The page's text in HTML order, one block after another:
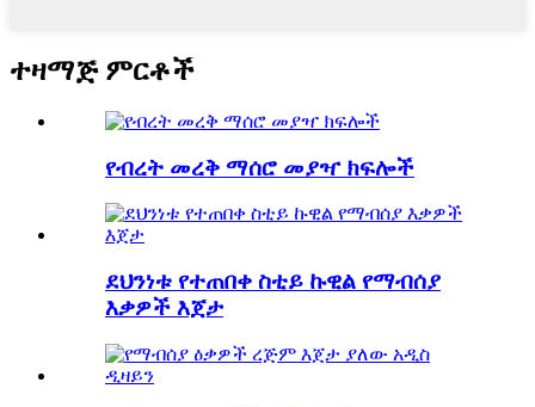
ተዛማጅ ምርቶች
የብረት መረቅ ማሰሮ መያዣ ክፍሎች
ደህንነቱ የተጠበቀ ስቲይ ኩዊል የማብሰያ
እቃዎች እጀታ